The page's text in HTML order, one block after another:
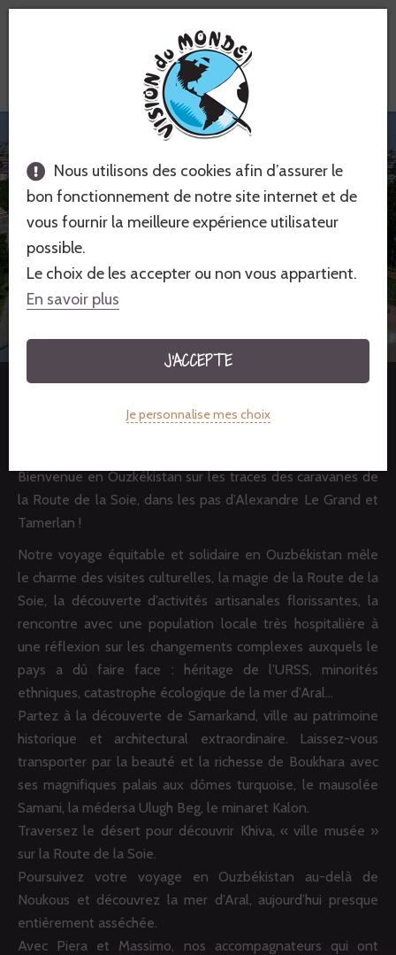
Nous utilisons des cookies afin d’assurer le
bon fonctionnement de notre site internet et de
vous fournir la meilleure expérience utilisateur
possible.
Le choix de les accepter ou non vous appartient.
En savoir plus
J'ACCEPTE
Je personnalise mes choix
4 voyages à partir de 695 €
Ouzbékistan : Nos voyages solidaires
Bienvenue en Ouzkékistan sur les traces des caravanes de
la Route de la Soie, dans les pas d’Alexandre Le Grand et
Tamerlan !
Notre voyage équitable et solidaire en Ouzbékistan mêle
le charme des visites culturelles, la magie de la Route de la
Soie, la découverte d’activités artisanales florissantes, la
rencontre avec une population locale très hospitalière à
une réflexion sur les changements complexes auxquels le
pays a dû faire face : héritage de l'URSS, minorités
ethniques, catastrophe écologique de la mer d’Aral…
Partez à la découverte de Samarkand, ville au patrimoine
historique et architectural extraordinaire. Laissez-vous
transporter par la beauté et la richesse de Boukhara avec
ses magnifiques palais aux dômes turquoise, le mausolée
Samani, la médersa Ulugh Beg, le minaret Kalon.
Traversez le désert pour découvrir Khiva, « ville musée »
sur la Route de la Soie.
Poursuivez votre voyage en Ouzbékistan au-delà de
Noukous et découvrez la mer d’Aral, aujourd’hui presque
entièrement asséchée.
Avec Piera et Massimo, nos accompagnateurs qui ont